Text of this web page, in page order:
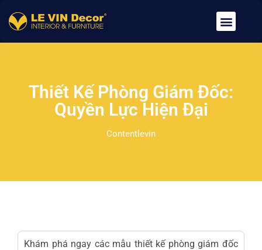
Thiết Kế Phòng Giám Đốc:
Quyền Lực Hiện Đại
Contentlevin
Khám phá ngay các mẫu thiết kế phòng giám đốc